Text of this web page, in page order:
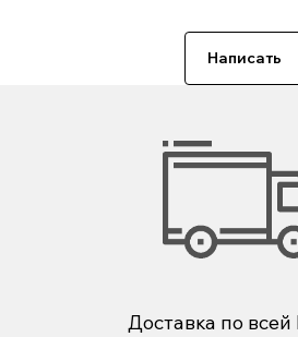
Написать
Доставка по всей